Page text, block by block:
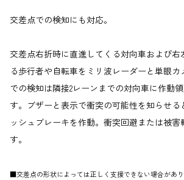
交差点での検知にも対応。
交差点右折時に直進してくる対向車および右
る歩行者や自転車をミリ波レーダーと単眼
での検知は隣接2レーンまでの対向車に作動
す。ブザーと表示で衝突の可能性を知らせる
ッシュブレーキを作動。衝突回避または被害
す。
■交差点の形状によっては正しく支援できない場合が